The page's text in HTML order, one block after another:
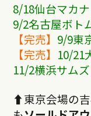
8/18仙台マカナ
9/2名古屋ボト
【完売】 9/9東
【完売】 10/21
11/2横浜サム
⬆︎東京会場の